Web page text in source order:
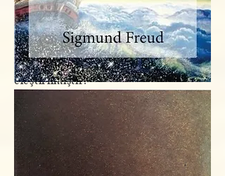
Freud’unpsikanaliz teorisinden
hareketle sanatı ve yaratıcı süreci
ele aldığı çalışması“Sanat ve
Sanatçılar Üzerine”büyük yankı
uyandırmasının yanı sıra çokça da
eleştirilmiştir.
Freud’un çalışmasının temel çıkış
noktası,
sanatsal yaratıyla çocuk
oyunları arasındabir akrabalık
olduğudur. Buradan hareketle
Freud, sanatsal etkinliğinilk